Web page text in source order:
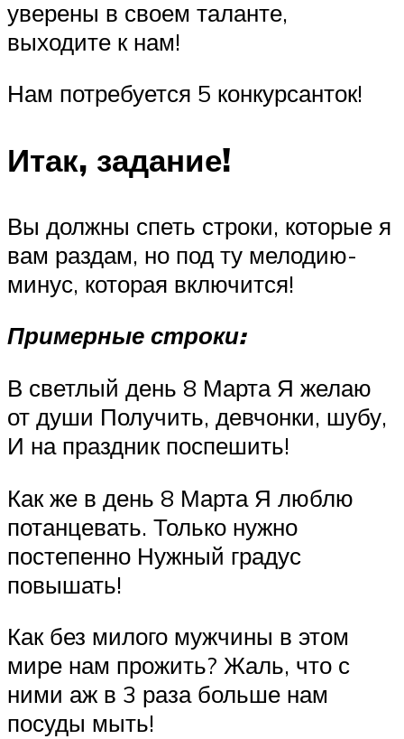
уверены в своем таланте,
выходите к нам!
Нам потребуется 5 конкурсанток!
Итак, задание!
Вы должны спеть строки, которые я
вам раздам, но под ту мелодию-
минус, которая включится!
Примерные строки:
В светлый день 8 Марта Я желаю
от души Получить, девчонки, шубу,
И на праздник поспешить!
Как же в день 8 Марта Я люблю
потанцевать. Только нужно
постепенно Нужный градус
повышать!
Как без милого мужчины в этом
мире нам прожить? Жаль, что с
ними аж в 3 раза больше нам
посуды мыть!